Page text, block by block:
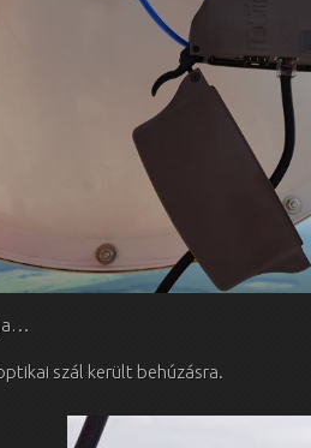
szál került behúzásra.